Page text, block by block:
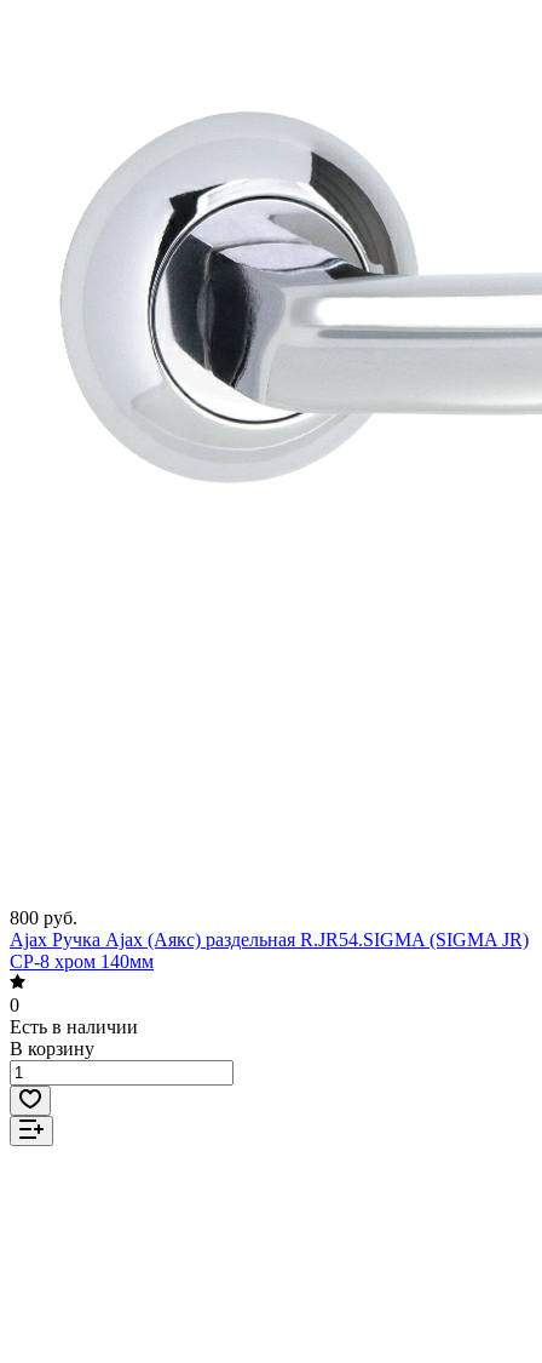
800 руб.
Ajax Ручка Ajax (Аякс) раздельная R.JR54.SIGMA (SIGMA JR)
CP-8 хром 140мм
0
Есть в наличии
В корзину